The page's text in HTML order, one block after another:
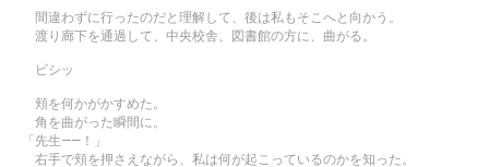
間違わずに行ったのだと理解して、後は私もそこへと向かう。
渡り廊下を通過して、中央校舎、図書館の方に、曲がる。
ビシッ
頬を何かがかすめた。
角を曲がった瞬間に。
「先生――！」
右手で頬を押さえながら、私は何が起こっているのかを知った。